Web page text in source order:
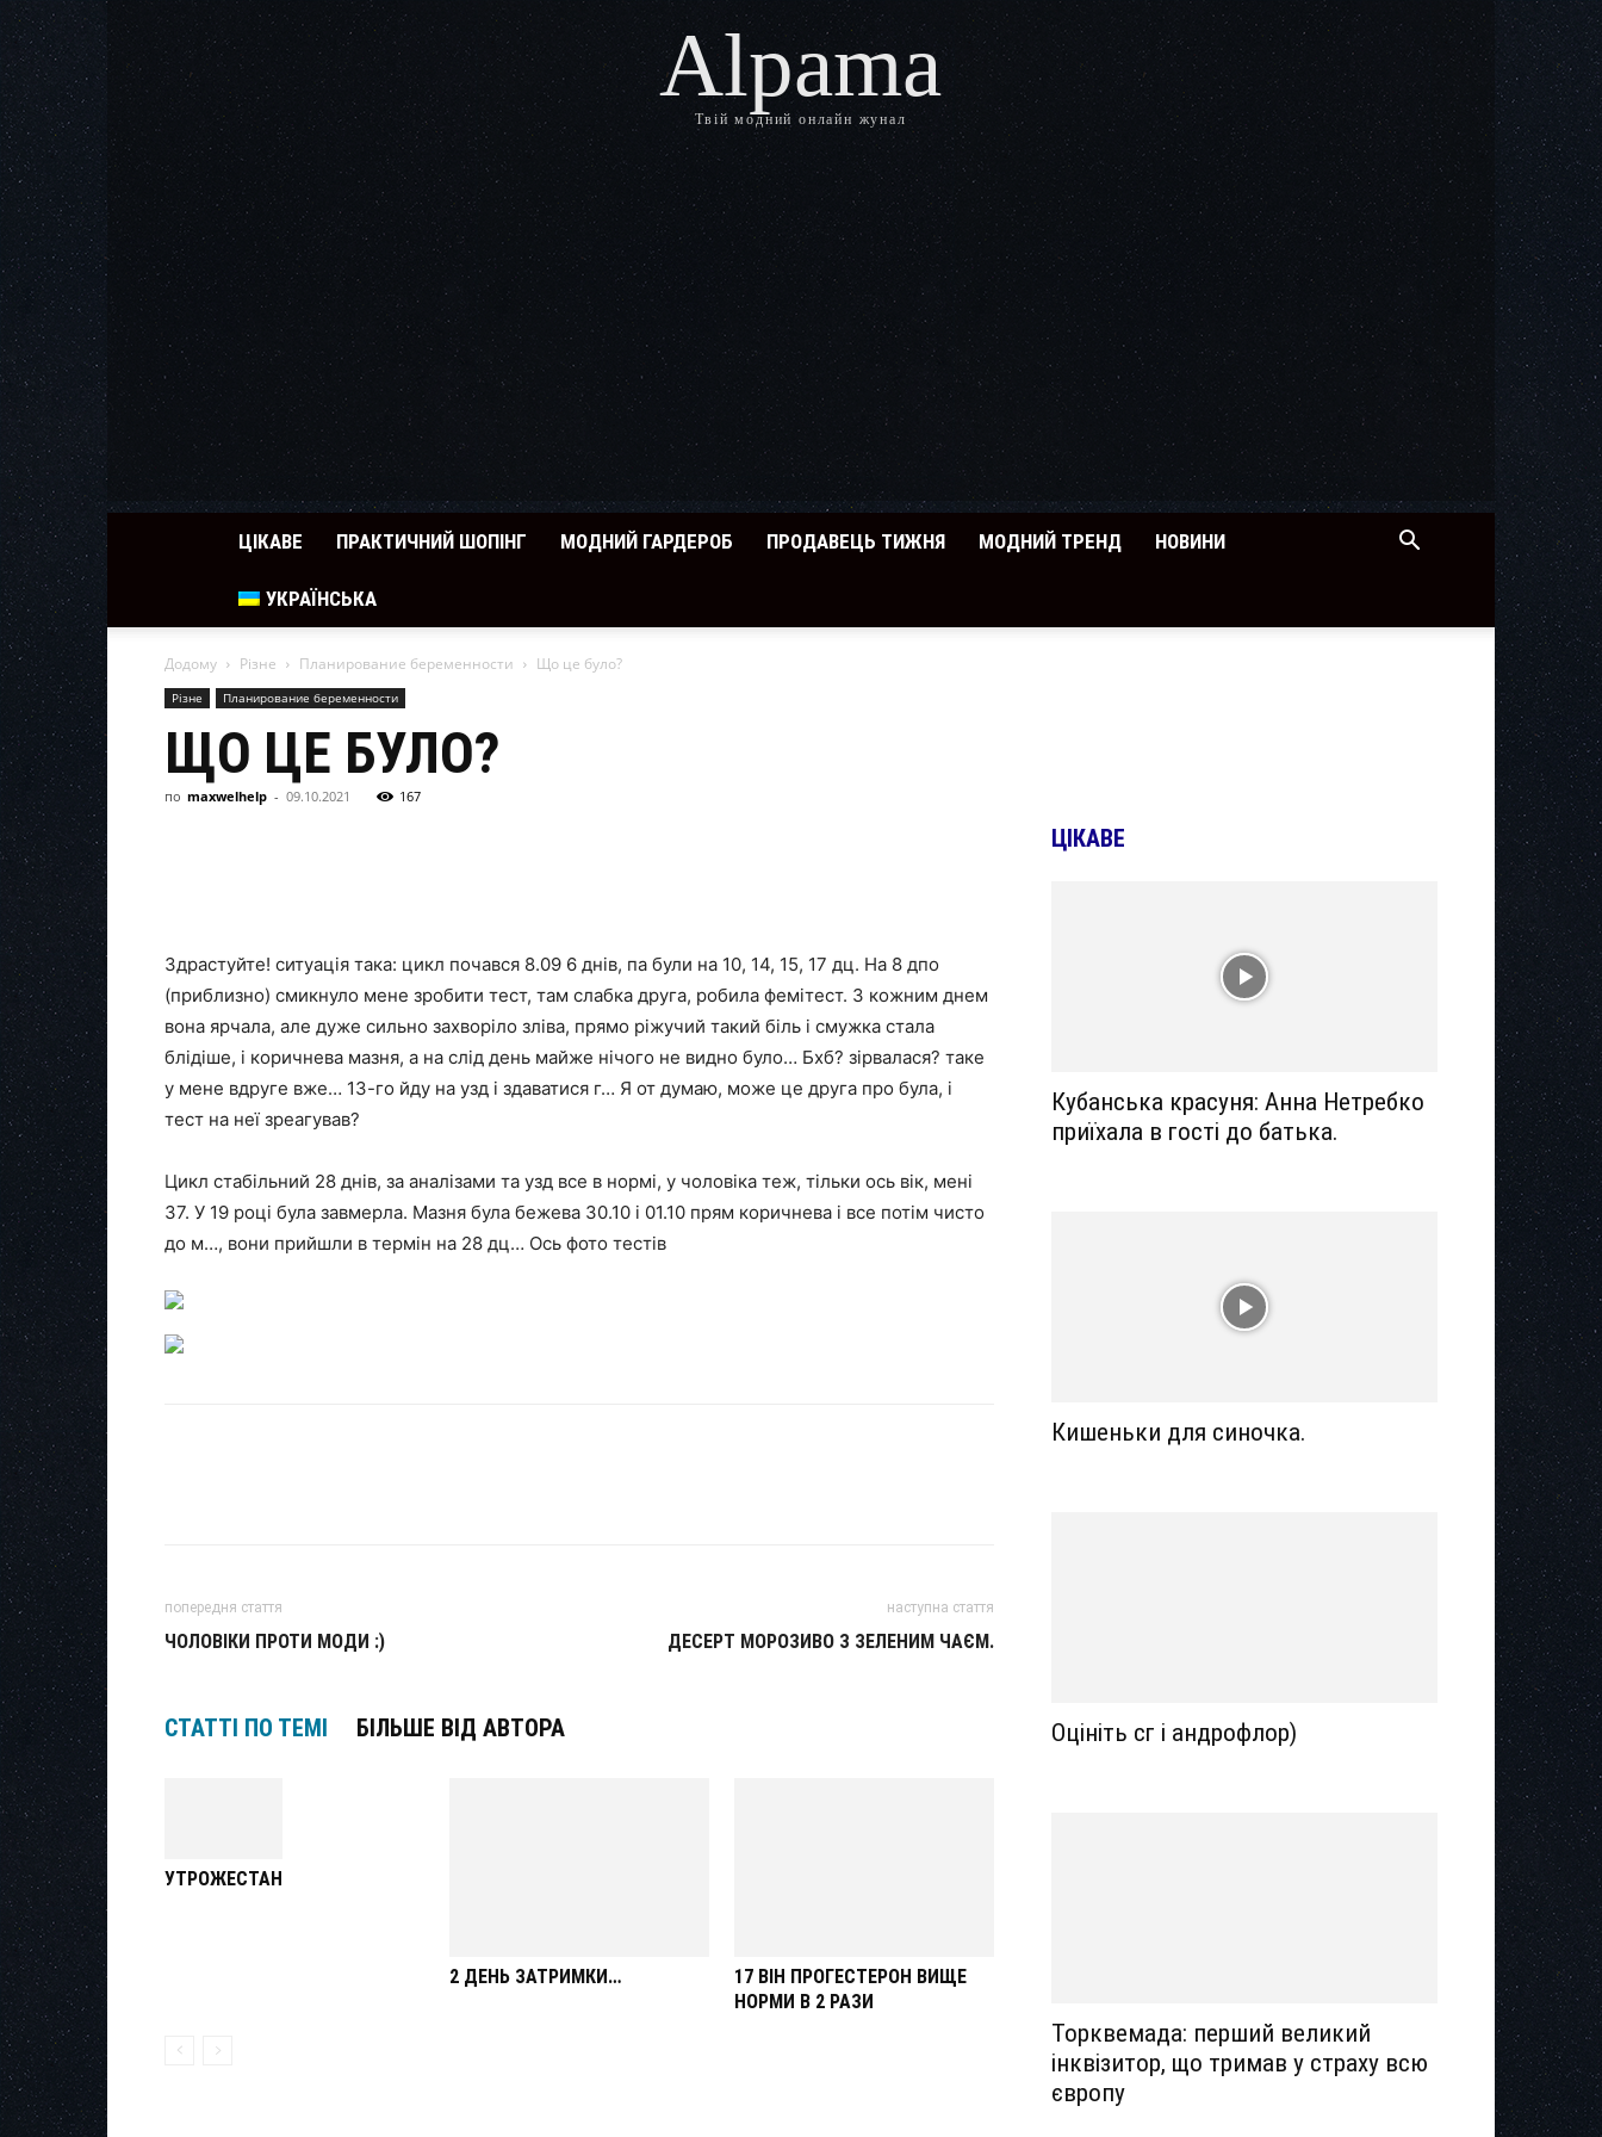
Alpama
Твій модний онлайн жунал
ЦІКАВЕ ПРАКТИЧНИЙ ШОПІНГ МОДНИЙ ГАРДЕРОБ ПРОДАВЕЦЬ ТИЖНЯ МОДНИЙ ТРЕНД НОВИНИ
УКРАЇНСЬКА
Додому Різне Планирование беременности Що це було?
Різне Планирование беременности
ЩО ЦЕ БУЛО?
по maxwelhelp - 09.10.2021 167
Здрастуйте! ситуація така: цикл почався 8.09 6 днів, па були на 10, 14, 15, 17 дц. На 8 дпо
(приблизно) смикнуло мене зробити тест, там слабка друга, робила фемітест. З кожним днем
вона ярчала, але дуже сильно захворіло зліва, прямо ріжучий такий біль і смужка стала
блідіше, і коричнева мазня, а на слід день майже нічого не видно було… Бхб? зірвалася? таке
у мене вдруге вже… 13-го йду на узд і здаватися г… Я от думаю, може це друга про була, і
тест на неї зреагував?
Цикл стабільний 28 днів, за аналізами та узд все в нормі, у чоловіка теж, тільки ось вік, мені
37. У 19 році була завмерла. Мазня була бежева 30.10 і 01.10 прям коричнева і все потім чисто
до м…, вони прийшли в термін на 28 дц… Ось фото тестів
попередня стаття
ЧОЛОВІКИ ПРОТИ МОДИ :)
наступна стаття
ДЕСЕРТ МОРОЗИВО З ЗЕЛЕНИМ ЧАЄМ.
СТАТТІ ПО ТЕМІ БІЛЬШЕ ВІД АВТОРА
УТРОЖЕСТАН
2 ДЕНЬ ЗАТРИМКИ…
17 ВІН ПРОГЕСТЕРОН ВИЩЕ
НОРМИ В 2 РАЗИ
ЦІКАВЕ
Кубанська красуня: Анна Нетребко
приїхала в гості до батька.
Кишеньки для синочка.
Оцініть сг і андрофлор)
Торквемада: перший великий
інквізитор, що тримав у страху всю
європу